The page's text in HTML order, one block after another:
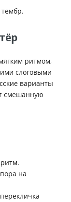
ритмом,
слоговыми
варианты
смешанную
на